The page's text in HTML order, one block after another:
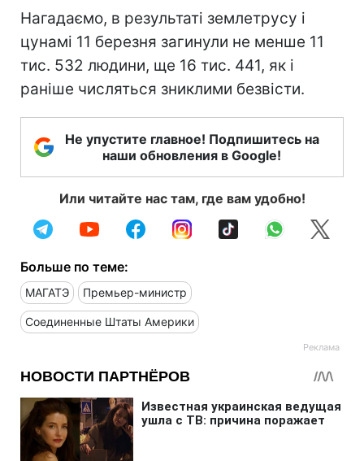
Нагадаємо, в результаті землетрусу і
цунамі 11 березня загинули не менше 11
тис. 532 людини, ще 16 тис. 441, як і
раніше числяться зниклими безвісти.
Не упустите главное! Подпишитесь на
наши обновления в Google!
Или читайте нас там, где вам удобно!
Больше по теме:
МАГАТЭ Премьер-министр
Соединенные Штаты Америки